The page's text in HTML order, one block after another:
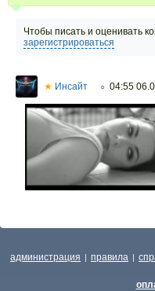
Чтобы писать и оценивать
зарегистрироваться
★ Инсайт ○ 04:55
администрация | правила |